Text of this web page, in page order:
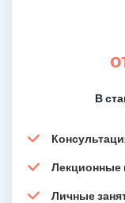
В
Лекционные
Личные